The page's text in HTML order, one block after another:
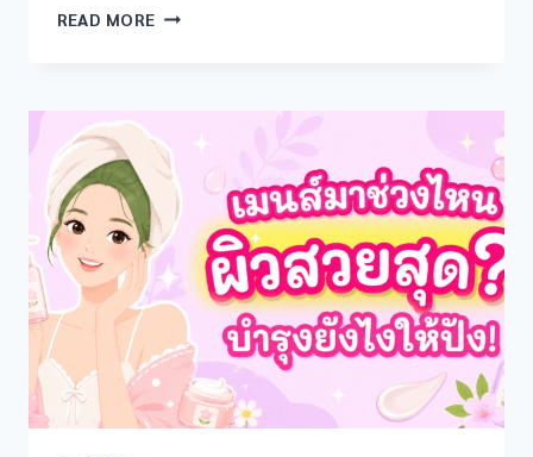
READ MOREเคล็ด
ไง
ให้
ผิว
ไม่
โทรม
ช่วง
เป็น
เมนส์?
💦